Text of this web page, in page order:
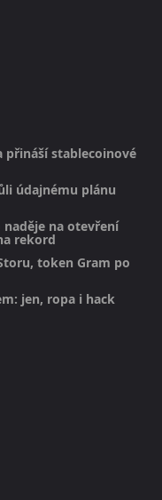
přináší stablecoinové
údajnému plánu
na otevření
rekord
token Gram po
jen, ropa i hack